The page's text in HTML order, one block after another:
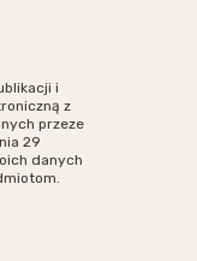
i
z
przeze
29
danych